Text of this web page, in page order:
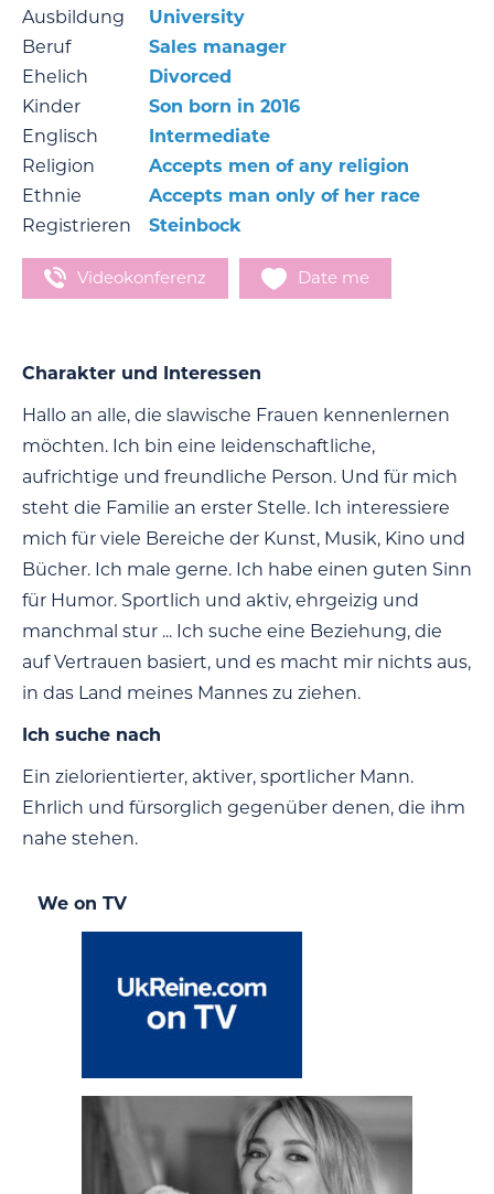
Ausbildung
University
Beruf
Sales manager
Ehelich
Divorced
Kinder
Son born in 2016
Englisch
Intermediate
Religion
Accepts men of any religion
Ethnie
Accepts man only of her race
Registrieren
Steinbock
Videokonferenz Date me
Charakter und Interessen
Hallo an alle, die slawische Frauen kennenlernen
möchten. Ich bin eine leidenschaftliche,
aufrichtige und freundliche Person. Und für mich
steht die Familie an erster Stelle. Ich interessiere
mich für viele Bereiche der Kunst, Musik, Kino und
Bücher. Ich male gerne. Ich habe einen guten Sinn
für Humor. Sportlich und aktiv, ehrgeizig und
manchmal stur ... Ich suche eine Beziehung, die
auf Vertrauen basiert, und es macht mir nichts aus,
in das Land meines Mannes zu ziehen.
Ich suche nach
Ein zielorientierter, aktiver, sportlicher Mann.
Ehrlich und fürsorglich gegenüber denen, die ihm
nahe stehen.
We on TV